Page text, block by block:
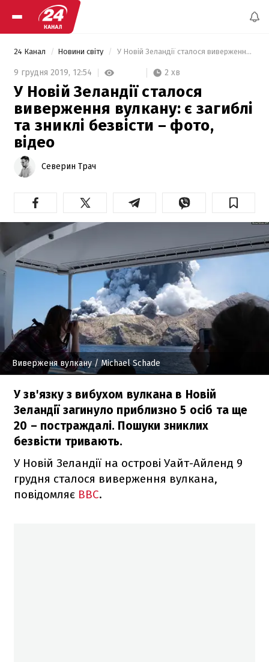
24 Канал Новини світу У Новій Зеландії сталося виверження вулкану: є загиблі та зниклі безвісти – фото, відео
9 грудня 2019, 12:54 2 хв
У Новій Зеландії сталося
виверження вулкану: є загиблі
та зниклі безвісти – фото,
відео
Северин Трач
Виверженя вулкану / Michael Schade
У зв'язку з вибухом вулкана в Новій
Зеландії загинуло приблизно 5 осіб та ще
20 – постраждалі. Пошуки зниклих
безвісти тривають.
У Новій Зеландії на острові Уайт-Айленд 9
грудня сталося виверження вулкана,
повідомляє BBC.